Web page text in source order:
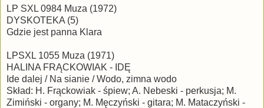
LP SXL 0984 Muza (1972)
DYSKOTEKA (5)
Gdzie jest panna Klara
LPSXL 1055 Muza (1971)
HALINA FRĄCKOWIAK - IDĘ
Ide dalej / Na sianie / Wodo, zimna wodo
Skład: H. Frąckowiak - śpiew; A. Nebeski - perkusja; M.
Zimiński - organy; M. Męczyński - gitara; M. Mataczyński -